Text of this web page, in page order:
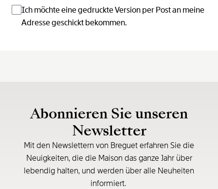
Ich möchte eine gedruckte Version per Post an meine
Adresse geschickt bekommen.
Abonnieren Sie unseren
Newsletter
Mit den Newslettern von Breguet erfahren Sie die
Neuigkeiten, die die Maison das ganze Jahr über
lebendig halten, und werden über alle Neuheiten
informiert.